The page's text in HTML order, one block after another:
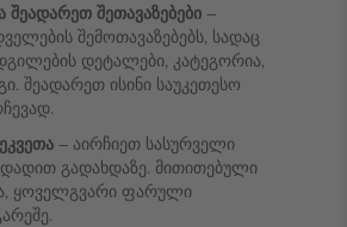
შეთავაზებები –
შემოთავაზებებს, სადაც
დეტალები, კატეგორია,
შეადარეთ ისინი საუკეთესო
– აირჩიეთ სასურველი
გადახდაზე. მითითებული
ყოველგვარი ფარული